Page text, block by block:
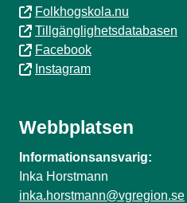
Folkhogskola.nu
Tillgänglighetsdatabasen
Facebook
Instagram
Webbplatsen
Informationsansvarig:
Inka Horstmann
inka.horstmann@vgregion.se